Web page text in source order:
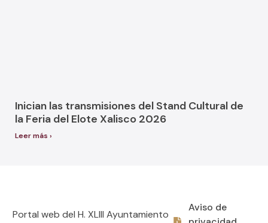
Inician las transmisiones del Stand Cultural de
la Feria del Elote Xalisco 2026
Leer más ›
Portal web del H. XLIII Ayuntamiento
Aviso de